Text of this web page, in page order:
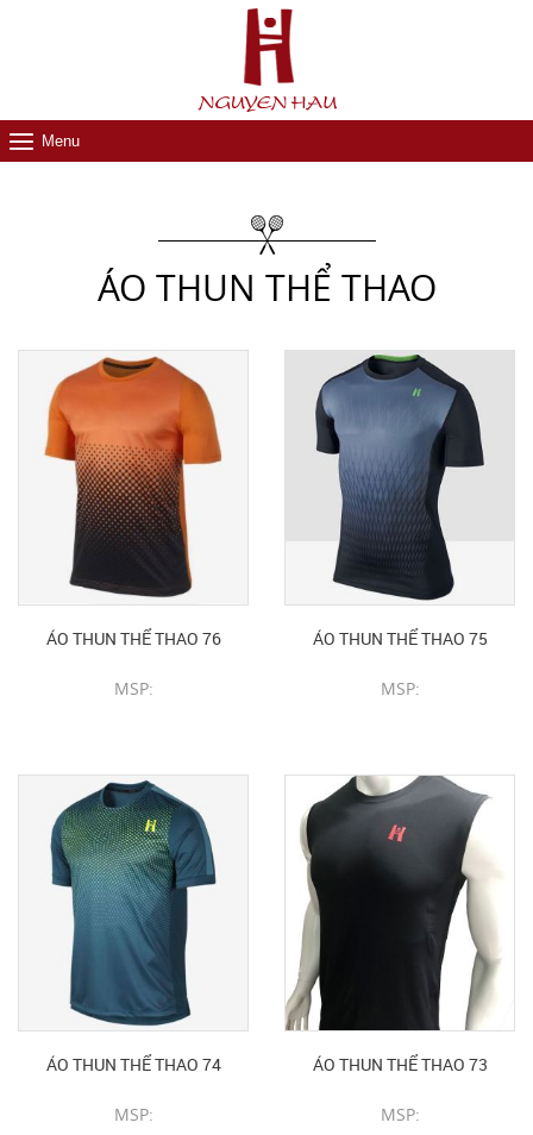
Menu
ÁO THUN THỂ THAO
ÁO THUN THỂ THAO 76
MSP:
ÁO THUN THỂ THAO 75
MSP:
ÁO THUN THỂ THAO 74
MSP:
ÁO THUN THỂ THAO 73
MSP: